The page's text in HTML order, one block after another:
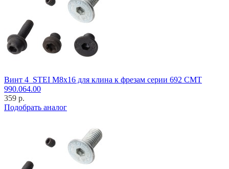
Винт 4_STEI M8x16 для клина к фрезам серии 692 CMT
990.064.00
359 р.
Подобрать аналог